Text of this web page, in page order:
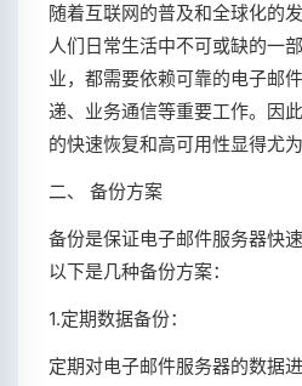
随着互联网的普及和全球化的
人们日常生活中不可或缺的一
业，都需要依赖可靠的电子邮
递、业务通信等重要工作。因
的快速恢复和高可用性显得尤为
二、 备份方案
备份是保证电子邮件服务器快
以下是几种备份方案：
1.定期数据备份：
定期对电子邮件服务器的数据